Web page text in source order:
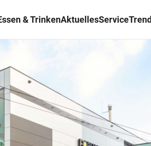
& TrinkenAktuellesService